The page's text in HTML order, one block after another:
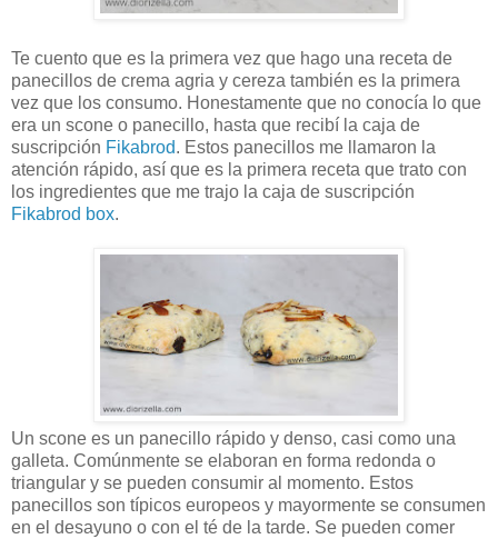
Te cuento que es la primera vez que hago una receta de
panecillos de crema agria y cereza también es la primera
vez que los consumo. Honestamente que no conocía lo que
era un scone o panecillo, hasta que recibí la caja de
suscripción Fikabrod. Estos panecillos me llamaron la
atención rápido, así que es la primera receta que trato con
los ingredientes que me trajo la caja de suscripción
Fikabrod box.
Un scone es un panecillo rápido y denso, casi como una
galleta. Comúnmente se elaboran en forma redonda o
triangular y se pueden consumir al momento. Estos
panecillos son típicos europeos y mayormente se consumen
en el desayuno o con el té de la tarde. Se pueden comer